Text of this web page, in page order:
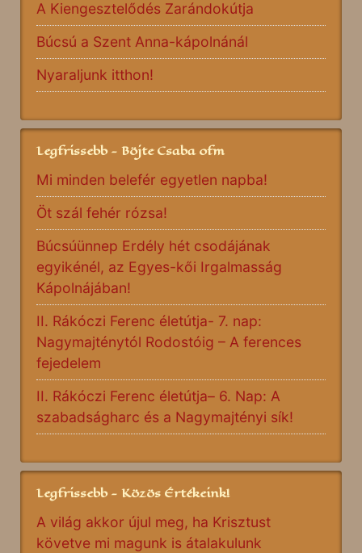
A Kiengesztelődés Zarándokútja
Búcsú a Szent Anna-kápolnánál
Nyaraljunk itthon!
Legfrissebb - Böjte Csaba ofm
Mi minden belefér egyetlen napba!
Öt szál fehér rózsa!
Búcsúünnep Erdély hét csodájának
egyikénél, az Egyes-kői Irgalmasság
Kápolnájában!
II. Rákóczi Ferenc életútja- 7. nap:
Nagymajténytól Rodostóig – A ferences
fejedelem
II. Rákóczi Ferenc életútja– 6. Nap: A
szabadságharc és a Nagymajtényi sík!
Legfrissebb - Közös Értékeink!
A világ akkor újul meg, ha Krisztust
követve mi magunk is átalakulunk